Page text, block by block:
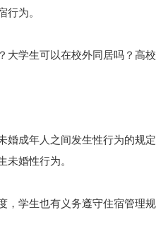
行为。
大学生可以在校外同居吗？高
婚成年人之间发生性行为的规
未婚性行为。
，学生也有义务遵守住宿管理